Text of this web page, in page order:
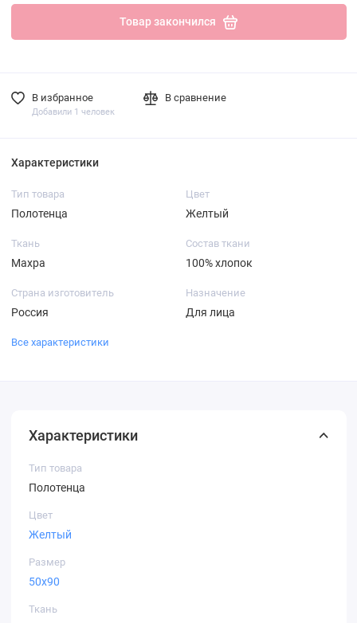
Товар закончился
В избранное
Добавили 1 человек
В сравнение
Характеристики
Тип товара
Полотенца
Цвет
Желтый
Ткань
Махра
Состав ткани
100% хлопок
Страна изготовитель
Россия
Назначение
Для лица
Все характеристики
Характеристики
Тип товара
Полотенца
Цвет
Желтый
Размер
50х90
Ткань